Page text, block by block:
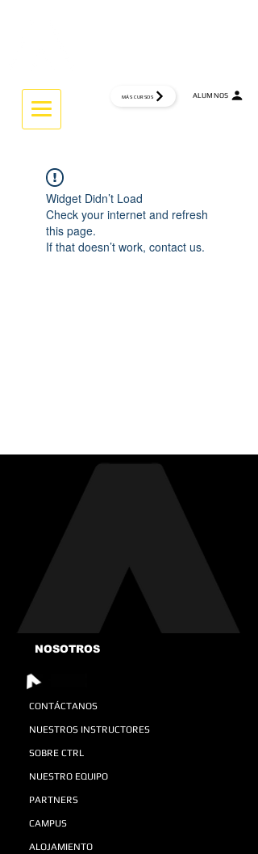
MÁS CURSOS ALUMNOS
Widget Didn’t Load
Check your internet and refresh
this page.
If that doesn’t work, contact us.
NOSOTROS
CONTÁCTANOS
NUESTROS INSTRUCTORES
SOBRE CTRL
NUESTRO EQUIPO
PARTNERS
CAMPUS
ALOJAMIENTO